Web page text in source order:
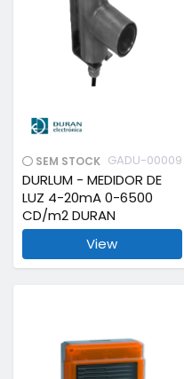
SEM STOCK GADU-00009
DURLUM - MEDIDOR DE
LUZ 4-20mA 0-6500
CD/m2 DURAN
View